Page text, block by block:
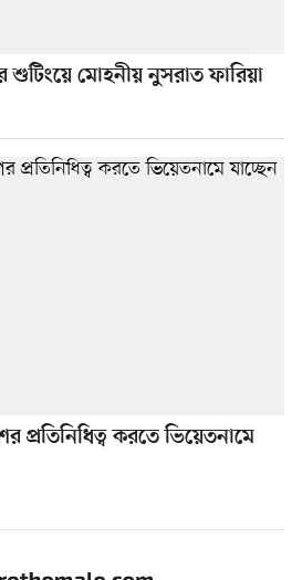
শুটিংয়ে মোহনীয় নুসরাত ফারিয়া
প্রতিনিধিত্ব করতে ভিয়েতনামে